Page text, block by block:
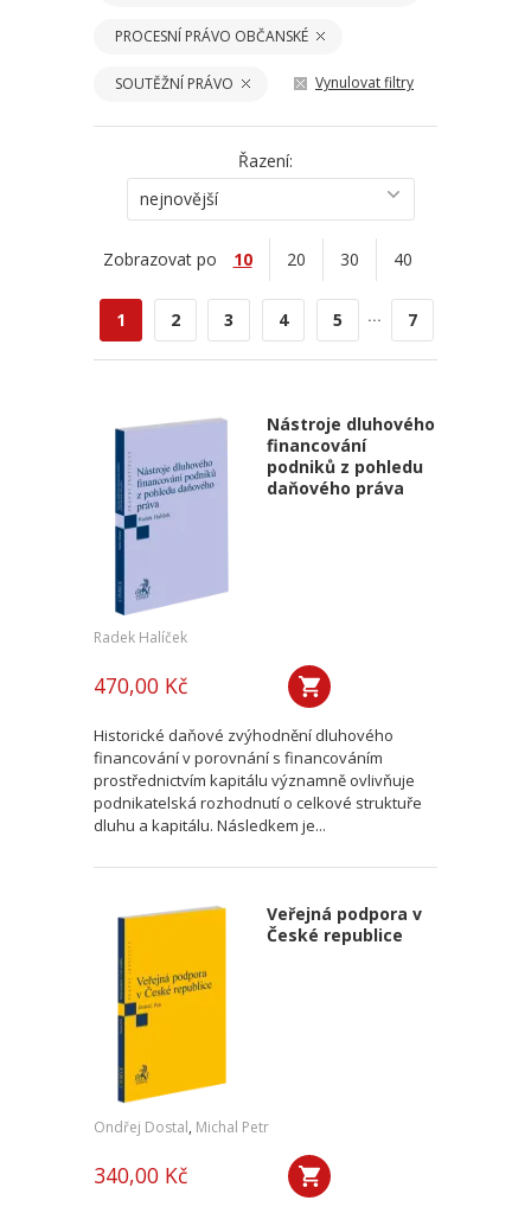
PROCESNÍ PRÁVO OBČANSKÉ
SOUTĚŽNÍ PRÁVO Vynulovat filtry
Řazení:
nejnovější
Zobrazovat po 10 20 30 40
1 2 3 4 5 ... 7
Nástroje dluhového
financování
podniků z pohledu
daňového práva
Radek Halíček
470,00 Kč
Historické daňové zvýhodnění dluhového
financování v porovnání s financováním
prostřednictvím kapitálu významně ovlivňuje
podnikatelská rozhodnutí o celkové struktuře
dluhu a kapitálu. Následkem je...
Veřejná podpora v
České republice
Ondřej Dostal, Michal Petr
340,00 Kč